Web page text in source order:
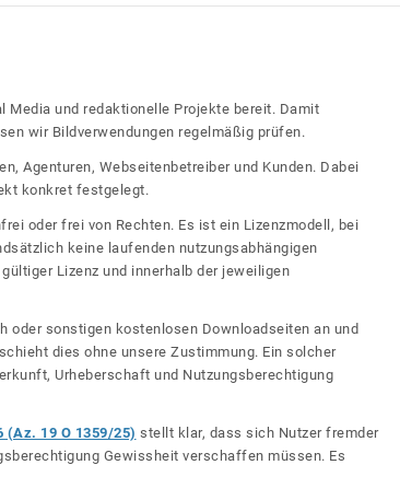
Media und redaktionelle Projekte bereit. Damit
wir Bildverwendungen regelmäßig prüfen.
Agenturen, Webseitenbetreiber und Kunden. Dabei
konkret festgelegt.
oder frei von Rechten. Es ist ein Lizenzmodell, bei
keine laufenden nutzungsabhängigen
Lizenz und innerhalb der jeweiligen
oder sonstigen kostenlosen Downloadseiten an und
dies ohne unsere Zustimmung. Ein solcher
Urheberschaft und Nutzungsberechtigung
(Az. 19 O 1359/25) stellt klar, dass sich Nutzer fremder
Gewissheit verschaffen müssen. Es